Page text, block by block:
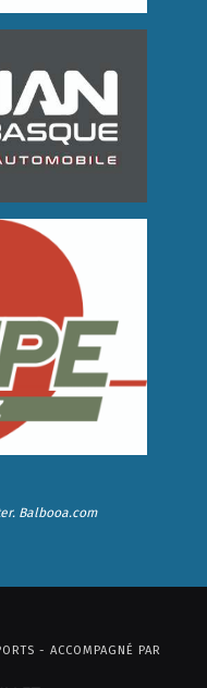
Balbooa.com
- ACCOMPAGNÉ PAR